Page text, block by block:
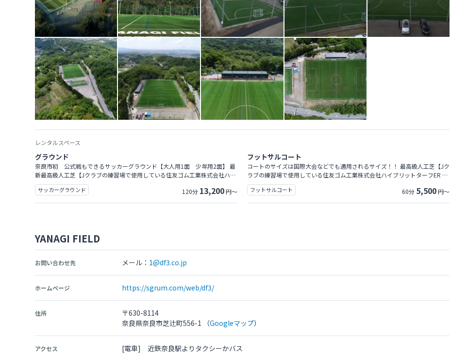
レンタルスペース
グラウンド
奈良市初 公式戦もできるサッカーグラウンド【大人用1面 少年用2面】 最
新最高級人工芝【Jクラブの練習場で使用している住友ゴム工業株式会社ハイ
ブリットターフEX－５５RF 温度抑制 茶色チップ】
サッカーグラウンド 120分 13,200円～
フットサルコート
コートのサイズは国際大会などでも適用されるサイズ！！ 最高級人工芝【Jク
ラブの練習場で使用している住友ゴム工業株式会社ハイブリットターフER ー
５０ 温度抑制 茶色チップ】 １時間 ５０００【税抜】 １時間 ２５００
【税抜】 ※日本サッカー協会に登録している ジュニア・ジュニアユ
ース チームの子供が使用する場合 ※予約時の備考欄にチーム名と登
フットサルコート 60分 5,500円～
YANAGI FIELD
お問い合わせ先 メール： 1@df3.co.jp
ホームページ https://sgrum.com/web/df3/
住所
〒630-8114
奈良県奈良市芝辻町556-1 （Googleマップ）
アクセス [電車] 近鉄奈良駅よりタクシーかバス